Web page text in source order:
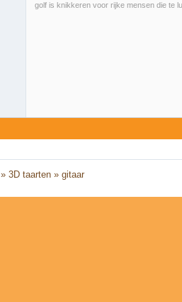
golf is knikkeren voor rijke mensen die te
»3D taarten »gitaar